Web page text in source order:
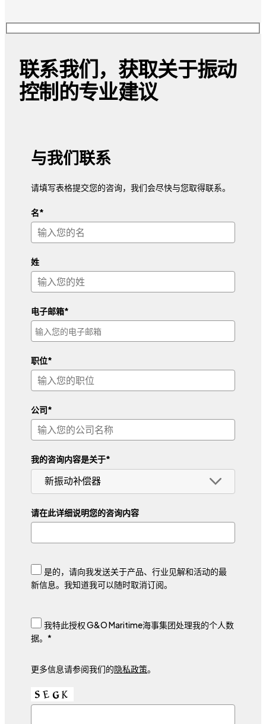
联系我们，获取关于振动
控制的专业建议
与我们联系
请填写表格提交您的咨询，我们会尽快与您取得联系。
名*
姓
电子邮箱*
职位*
公司*
我的咨询内容是关于*
请在此详细说明您的咨询内容
是的，请向我发送关于产品、行业见解和活动的最
新信息。我知道我可以随时取消订阅。
我特此授权 G&O Maritime海事集团处理我的个人数
据。*
更多信息请参阅我们的隐私政策。